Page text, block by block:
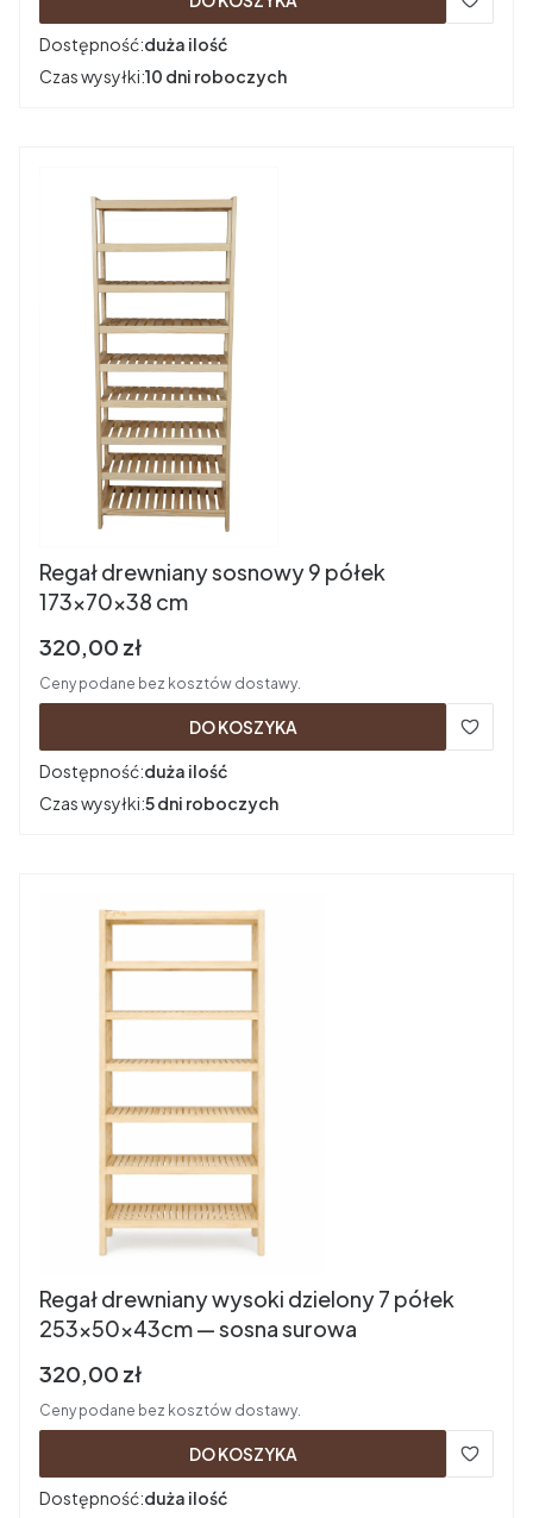
Dostępność:duża ilość
Czas wysyłki:10 dni roboczych
Regał drewniany sosnowy 9 półek
173x70x38 cm
Cena brutto
320,00 zł
Ceny podane bez kosztów dostawy.
DO KOSZYKA
Dostępność:duża ilość
Czas wysyłki:5 dni roboczych
Regał drewniany wysoki dzielony 7 półek
253×50×43cm — sosna surowa
Cena brutto
320,00 zł
Ceny podane bez kosztów dostawy.
DO KOSZYKA
Dostępność:duża ilość